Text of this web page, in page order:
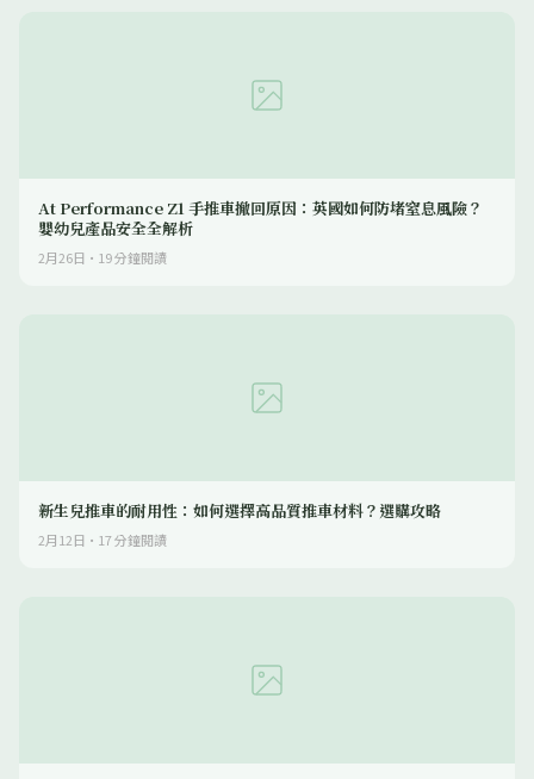
At Performance Z1 手推車撤回原因：英國如何防堵窒息風險？
嬰幼兒產品安全全解析
2月26日 · 19分鐘閱讀
新生兒推車的耐用性：如何選擇高品質推車材料？選購攻略
2月12日 · 17分鐘閱讀